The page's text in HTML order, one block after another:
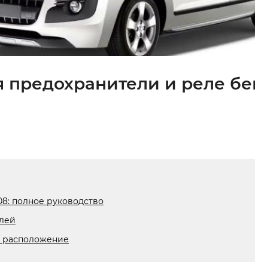
предохранители и реле
полное руководство